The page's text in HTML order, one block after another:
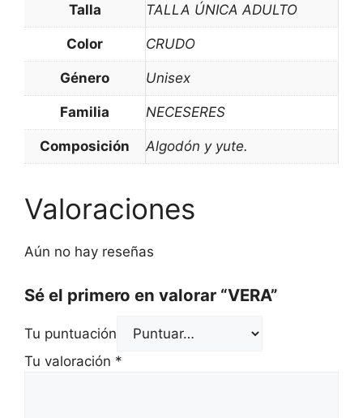
Talla TALLA ÚNICA ADULTO
Color CRUDO
Género Unisex
Familia NECESERES
Composición Algodón y yute.
Valoraciones
Aún no hay reseñas
Sé el primero en valorar “VERA”
Tu puntuación
Tu valoración *